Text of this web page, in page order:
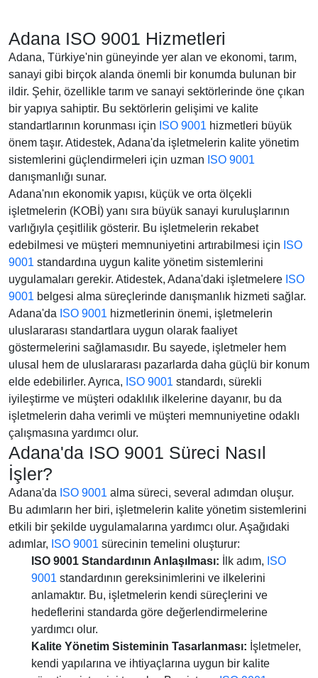
Adana ISO 9001 Hizmetleri
Adana, Türkiye'nin güneyinde yer alan ve ekonomi, tarım,
sanayi gibi birçok alanda önemli bir konumda bulunan bir
ildir. Şehir, özellikle tarım ve sanayi sektörlerinde öne çıkan
bir yapıya sahiptir. Bu sektörlerin gelişimi ve kalite
standartlarının korunması için ISO 9001 hizmetleri büyük
önem taşır. Atidestek, Adana'da işletmelerin kalite yönetim
sistemlerini güçlendirmeleri için uzman ISO 9001
danışmanlığı sunar.
Adana'nın ekonomik yapısı, küçük ve orta ölçekli
işletmelerin (KOBİ) yanı sıra büyük sanayi kuruluşlarının
varlığıyla çeşitlilik gösterir. Bu işletmelerin rekabet
edebilmesi ve müşteri memnuniyetini artırabilmesi için ISO
9001 standardına uygun kalite yönetim sistemlerini
uygulamaları gerekir. Atidestek, Adana'daki işletmelere ISO
9001 belgesi alma süreçlerinde danışmanlık hizmeti sağlar.
Adana'da ISO 9001 hizmetlerinin önemi, işletmelerin
uluslararası standartlara uygun olarak faaliyet
göstermelerini sağlamasıdır. Bu sayede, işletmeler hem
ulusal hem de uluslararası pazarlarda daha güçlü bir konum
elde edebilirler. Ayrıca, ISO 9001 standardı, sürekli
iyileştirme ve müşteri odaklılık ilkelerine dayanır, bu da
işletmelerin daha verimli ve müşteri memnuniyetine odaklı
çalışmasına yardımcı olur.
Adana'da ISO 9001 Süreci Nasıl
İşler?
Adana'da ISO 9001 alma süreci, several adımdan oluşur.
Bu adımların her biri, işletmelerin kalite yönetim sistemlerini
etkili bir şekilde uygulamalarına yardımcı olur. Aşağıdaki
adımlar, ISO 9001 sürecinin temelini oluşturur:
ISO 9001 Standardının Anlaşılması: İlk adım, ISO
9001 standardının gereksinimlerini ve ilkelerini
anlamaktır. Bu, işletmelerin kendi süreçlerini ve
hedeflerini standarda göre değerlendirmelerine
yardımcı olur.
Kalite Yönetim Sisteminin Tasarlanması: İşletmeler,
kendi yapılarına ve ihtiyaçlarına uygun bir kalite